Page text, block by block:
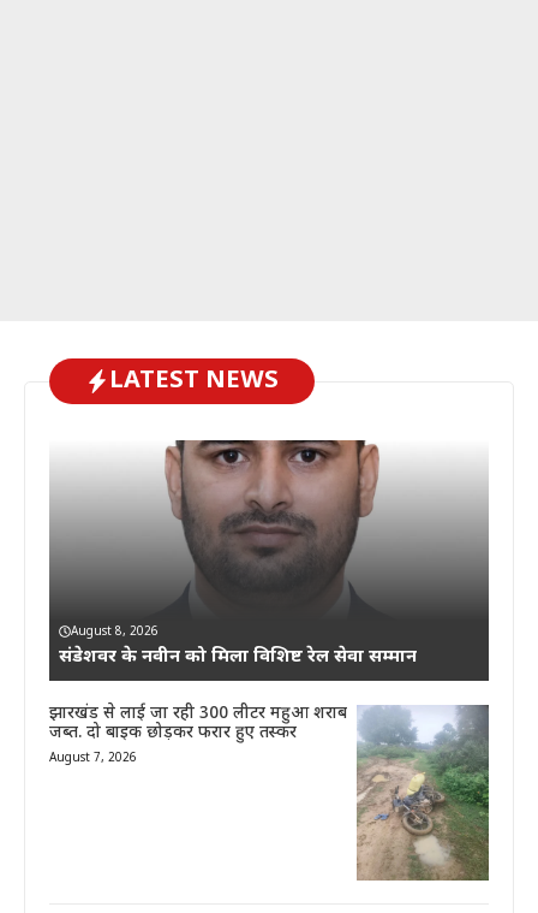
LATEST NEWS
August 8, 2026
संडेशवर के नवीन को मिला विशिष्ट रेल सेवा सम्मान
झारखंड से लाई जा रही 300 लीटर महुआ शराब
जब्त. दो बाइक छोड़कर फरार हुए तस्कर
August 7, 2026